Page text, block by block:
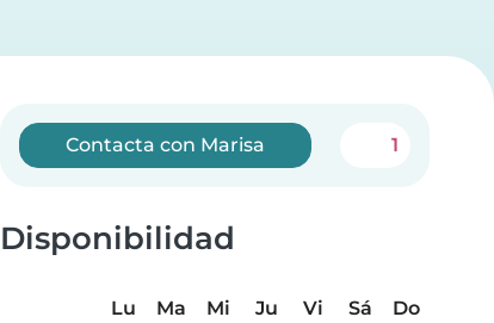
Contacta con Marisa 1
Disponibilidad
Lu Ma Mi Ju Vi Sá
Do